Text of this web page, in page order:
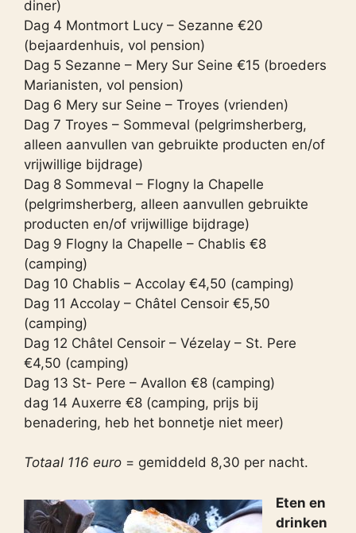
diner)
Dag 4 Montmort Lucy – Sezanne €20
(bejaardenhuis, vol pension)
Dag 5 Sezanne – Mery Sur Seine €15 (broeders
Marianisten, vol pension)
Dag 6 Mery sur Seine – Troyes (vrienden)
Dag 7 Troyes – Sommeval (pelgrimsherberg,
alleen aanvullen van gebruikte producten en/of
vrijwillige bijdrage)
Dag 8 Sommeval – Flogny la Chapelle
(pelgrimsherberg, alleen aanvullen gebruikte
producten en/of vrijwillige bijdrage)
Dag 9 Flogny la Chapelle – Chablis €8
(camping)
Dag 10 Chablis – Accolay €4,50 (camping)
Dag 11 Accolay – Châtel Censoir €5,50
(camping)
Dag 12 Châtel Censoir – Vézelay – St. Pere
€4,50 (camping)
Dag 13 St- Pere – Avallon €8 (camping)
dag 14 Auxerre €8 (camping, prijs bij
benadering, heb het bonnetje niet meer)
Totaal 116 euro = gemiddeld 8,30 per nacht.
Eten en
drinken